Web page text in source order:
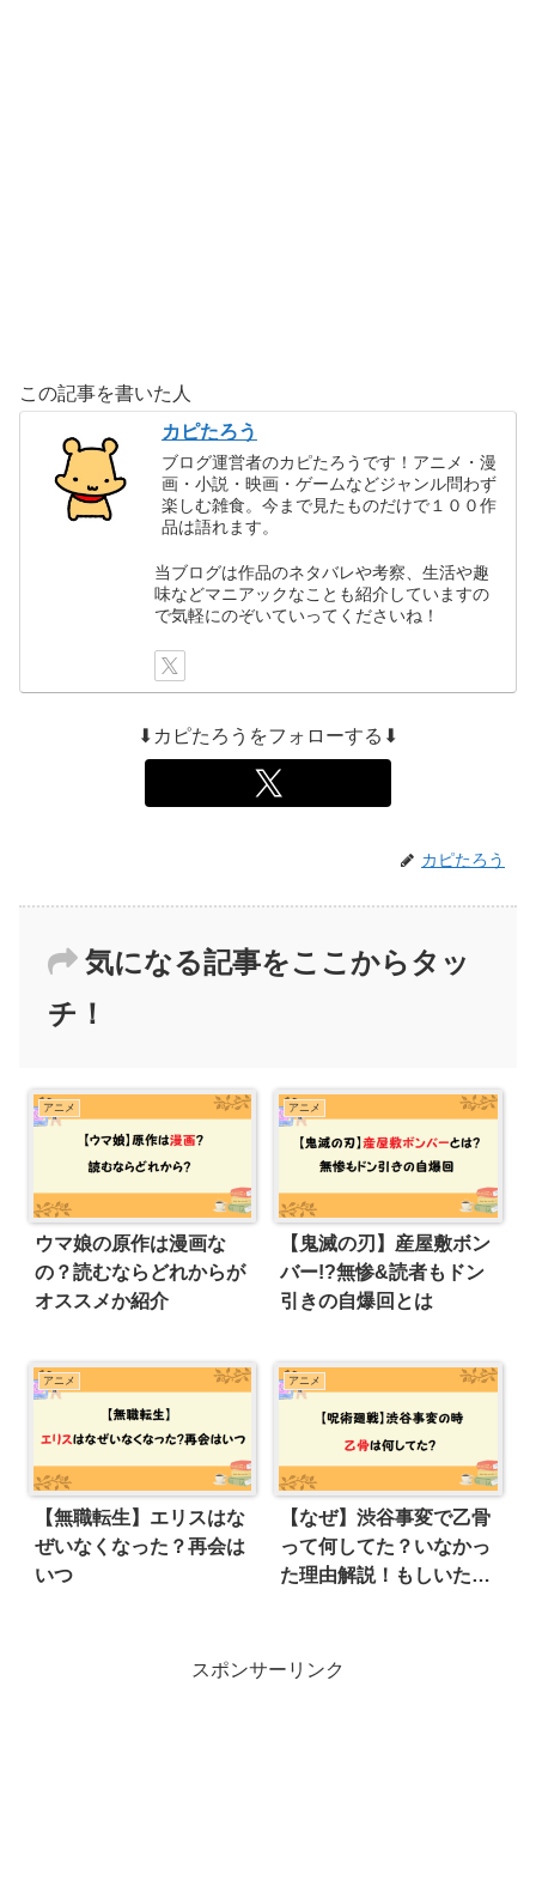
この記事を書いた人
カピたろう
ブログ運営者のカピたろうです！アニメ・漫
画・小説・映画・ゲームなどジャンル問わず
楽しむ雑食。今まで見たものだけで１００作
品は語れます。
当ブログは作品のネタバレや考察、生活や趣
味などマニアックなことも紹介していますの
で気軽にのぞいていってくださいね！
⬇カピたろうをフォローする⬇
カピたろう
気になる記事をここからタッ
チ！
アニメ
ウマ娘の原作は漫画な
の？読むならどれからが
オススメか紹介
アニメ
【鬼滅の刃】産屋敷ボン
バー!?無惨&読者もドン
引きの自爆回とは
アニメ
【無職転生】エリスはな
ぜいなくなった？再会は
いつ
アニメ
【なぜ】渋谷事変で乙骨
って何してた？いなかっ
た理由解説！もしいたら
スポンサーリンク